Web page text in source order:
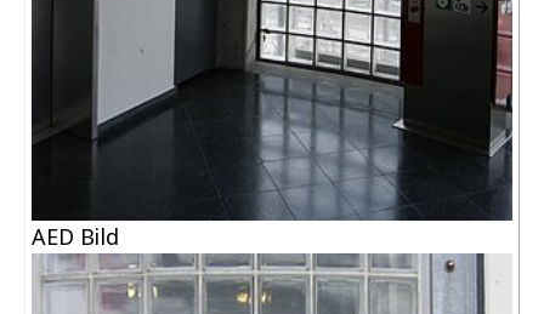
AED Bild